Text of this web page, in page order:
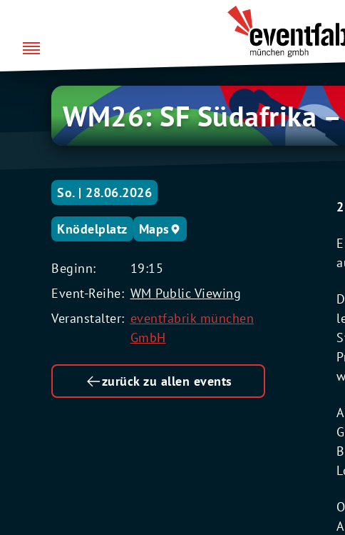
springen
WM26:
SF
Südafrika
WM26: SF Südafrika
So. | 28.06.2026
Knödelplatz Maps
Beginn:
19:15
Event-Reihe: WM Public Viewing
Veranstalter: eventfabrik münchen
GmbH
zurück zu allen events